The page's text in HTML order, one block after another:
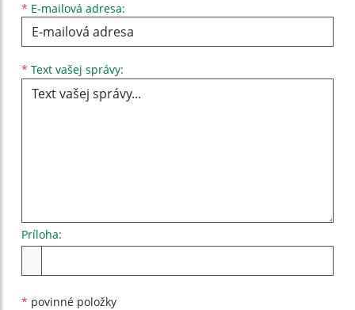
* E-mailová adresa:
* Text vašej správy:
Príloha:
* povinné položky